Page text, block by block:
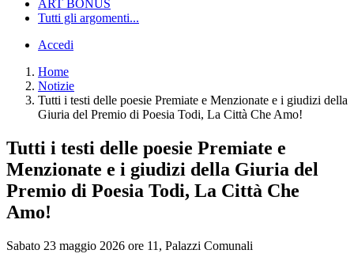
ART BONUS
Tutti gli argomenti...
Accedi
Home
Notizie
Tutti i testi delle poesie Premiate e Menzionate e i giudizi della
Giuria del Premio di Poesia Todi, La Città Che Amo!
Tutti i testi delle poesie Premiate e
Menzionate e i giudizi della Giuria del
Premio di Poesia Todi, La Città Che
Amo!
Sabato 23 maggio 2026 ore 11, Palazzi Comunali